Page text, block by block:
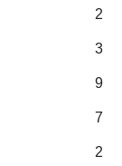
2
3
9
7
2